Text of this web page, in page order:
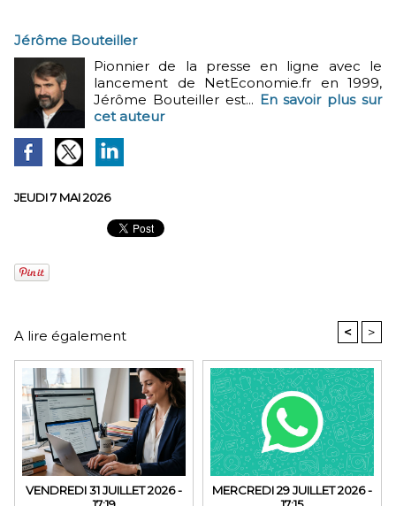
Jérôme Bouteiller
Pionnier de la presse en ligne avec le
lancement de NetEconomie.fr en 1999,
Jérôme Bouteiller est... En savoir plus sur
cet auteur
JEUDI 7 MAI 2026
A lire également < >
VENDREDI 31 JUILLET 2026 -
MERCREDI 29 JUILLET 2026 -